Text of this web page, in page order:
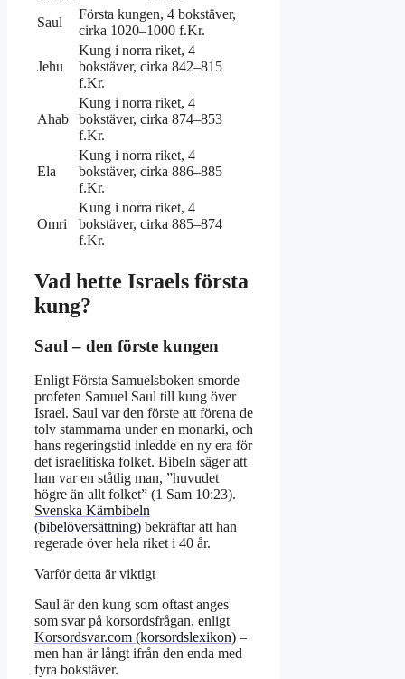
fyra
bokstäver
snabbfakta
Saul
Första kungen, 4 bokstäver,
cirka 1020–1000 f.Kr.
Jehu
Kung i norra riket, 4
bokstäver, cirka 842–815
f.Kr.
Ahab
Kung i norra riket, 4
bokstäver, cirka 874–853
f.Kr.
Ela
Kung i norra riket, 4
bokstäver, cirka 886–885
f.Kr.
Omri
Kung i norra riket, 4
bokstäver, cirka 885–874
f.Kr.
Vad hette Israels första
kung?
Saul – den förste kungen
Enligt Första Samuelsboken smorde
profeten Samuel Saul till kung över
Israel. Saul var den förste att förena de
tolv stammarna under en monarki, och
hans regeringstid inledde en ny era för
det israelitiska folket. Bibeln säger att
han var en ståtlig man, ”huvudet
högre än allt folket” (1 Sam 10:23).
Svenska Kärnbibeln
(bibelöversättning) bekräftar att han
regerade över hela riket i 40 år.
Varför detta är viktigt
Saul är den kung som oftast anges
som svar på korsordsfrågan, enligt
Korsordsvar.com (korsordslexikon) –
men han är långt ifrån den enda med
fyra bokstäver.